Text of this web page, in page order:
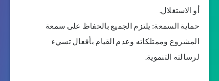
أو الاستغلال.
حماية السمعة: يلتزم الجميع بالحفاظ على سمعة
المشروع وممتلكاته وعدم القيام بأفعال تسيء
لرسالته التنموية.